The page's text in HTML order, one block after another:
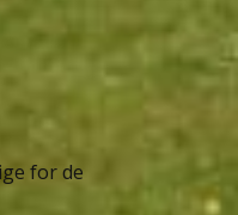
for de